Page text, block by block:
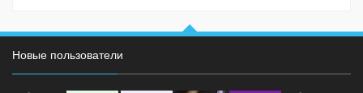
Новые пользователи